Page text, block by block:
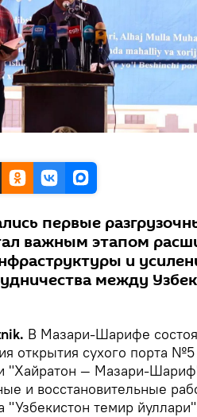
первые
важным этапом
и
между
В Мазари-Шарифе
открытия сухого порта №5
"Хайратон — Мазари-
и восстановительные
"Узбекистон темир